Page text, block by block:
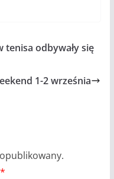
odbywały się
1-2 września
*